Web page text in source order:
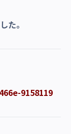
た。